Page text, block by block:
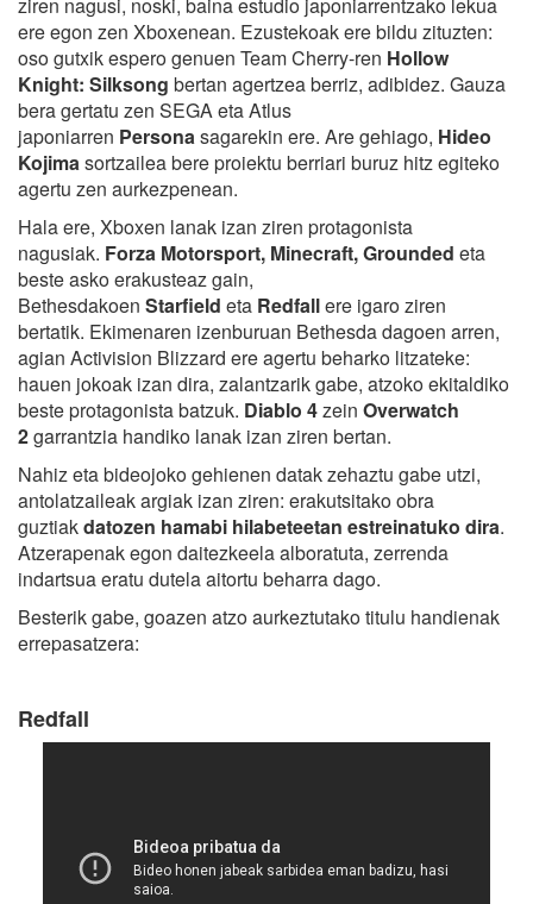
ere egon zen Xboxenean. Ezustekoak ere bildu zituzten:
oso gutxik espero genuen Team Cherry-ren Hollow
Knight: Silksong bertan agertzea berriz, adibidez. Gauza
bera gertatu zen SEGA eta Atlus
japoniarren Personasagarekin ere. Are gehiago, Hideo
Kojimasortzailea bere proiektu berriari buruz hitz egiteko
agertu zen aurkezpenean.
Hala ere, Xboxen lanak izan ziren protagonista
nagusiak. Forza Motorsport, Minecraft, Grounded eta
beste asko erakusteaz gain,
Bethesdakoen Starfield eta Redfallere igaro ziren
bertatik. Ekimenaren izenburuan Bethesda dagoen arren,
agian Activision Blizzard ere agertu beharko litzateke:
hauen jokoak izan dira, zalantzarik gabe, atzoko ekitaldiko
beste protagonista batzuk. Diablo 4zein Overwatch
2garrantzia handiko lanak izan ziren bertan.
Nahiz eta bideojoko gehienen datak zehaztu gabe utzi,
antolatzaileak argiak izan ziren: erakutsitako obra
guztiakdatozen hamabi hilabeteetan estreinatuko dira.
Atzerapenak egon daitezkeela alboratuta, zerrenda
indartsua eratu dutela aitortu beharra dago.
Besterik gabe, goazen atzo aurkeztutako titulu handienak
errepasatzera:
Redfall